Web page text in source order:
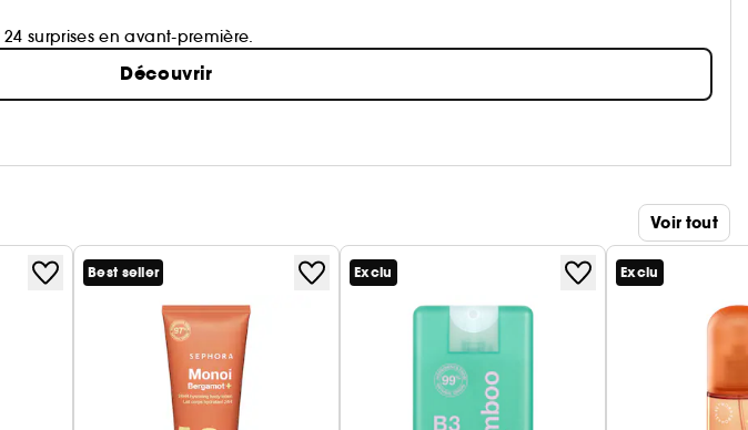
surprises en avant-première.
Découvrir
Voir tout
Best seller Exclu Exclu